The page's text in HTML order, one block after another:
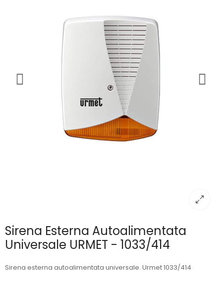
Sirena Esterna Autoalimentata
Universale URMET - 1033/414
Sirena esterna autoalimentata universale. Urmet 1033/414